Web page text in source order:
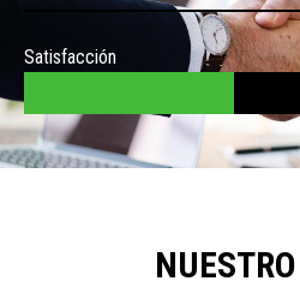
Satisfacción